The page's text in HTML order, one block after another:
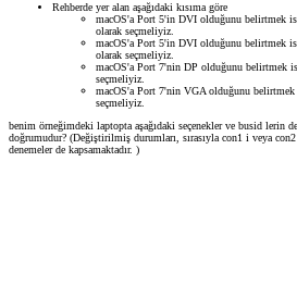
Rehberde yer alan aşağıdaki kısıma göre
macOS'a Port 5'in DVI olduğunu belirtmek
olarak seçmeliyiz.
macOS'a Port 5'in DVI olduğunu belirtmek
olarak seçmeliyiz.
macOS'a Port 7'nin DP olduğunu belirtmek
seçmeliyiz.
macOS'a Port 7'nin VGA olduğunu
seçmeliyiz.
benim örneğimdeki laptopta aşağıdaki seçenekler ve busid lerin
doğrumudur? (Değiştirilmiş durumları, sırasıyla con1 i veya
denemeler de kapsamaktadır. )